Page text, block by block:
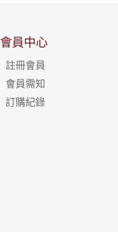
會員中心
註冊會員
會員需知
訂購紀錄